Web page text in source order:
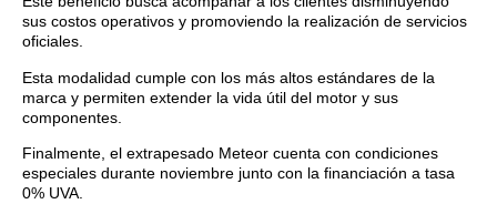
sus costos operativos y promoviendo la realización de servicios
oficiales.
Esta modalidad cumple con los más altos estándares de la
marca y permiten extender la vida útil del motor y sus
componentes.
Finalmente, el extrapesado Meteor cuenta con condiciones
especiales durante noviembre junto con la financiación a tasa
0% UVA.